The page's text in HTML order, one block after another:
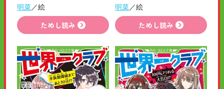
明菜／絵
ためし読み
明菜／絵
ためし読み